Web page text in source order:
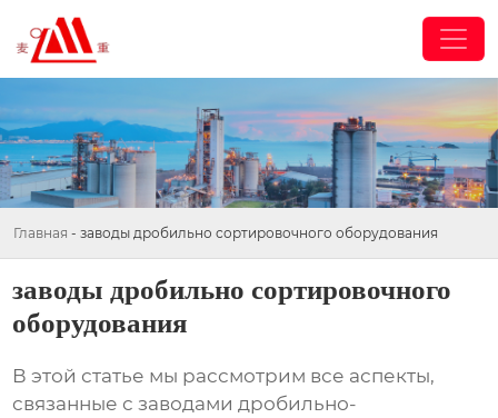
Главная - заводы дробильно сортировочного оборудования
заводы дробильно сортировочного
оборудования
В этой статье мы рассмотрим все аспекты,
связанные сзаводами дробильно-